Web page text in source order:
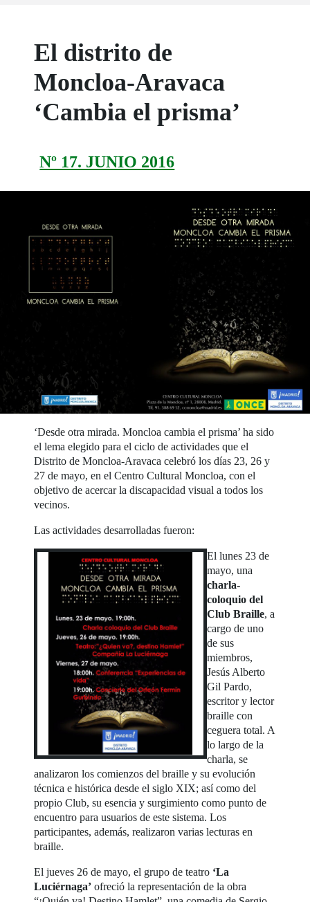
El distrito de
Moncloa-Aravaca
‘Cambia el prisma’
Nº 17. JUNIO 2016
‘Desde otra mirada. Moncloa cambia el prisma’ ha sido
el lema elegido para el ciclo de actividades que el
Distrito de Moncloa-Aravaca celebró los días 23, 26 y
27 de mayo, en el Centro Cultural Moncloa, con el
objetivo de acercar la discapacidad visual a todos los
vecinos.
Las actividades desarrolladas fueron:
El lunes 23 de
mayo, una
charla-
coloquio del
Club Braille, a
cargo de uno
de sus
miembros,
Jesús Alberto
Gil Pardo,
escritor y lector
braille con
ceguera total. A
lo largo de la
charla, se
analizaron los comienzos del braille y su evolución
técnica e histórica desde el siglo XIX; así como del
propio Club, su esencia y surgimiento como punto de
encuentro para usuarios de este sistema. Los
participantes, además, realizaron varias lecturas en
braille.
El jueves 26 de mayo, el grupo de teatro ‘La
Luciérnaga’ ofreció la representación de la obra